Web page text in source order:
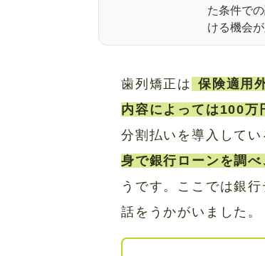
た条件で
ける機会
歯列矯正は 保険適用
内容によっては100万
分割払いを導入して
身で銀行ローンを調
うです。ここでは銀
話をうかがいました。